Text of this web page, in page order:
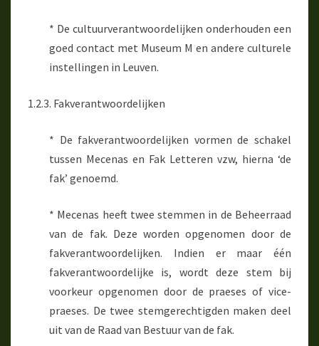
* De cultuurverantwoordelijken onderhouden een
goed contact met Museum M en andere culturele
instellingen in Leuven.
1.2.3. Fakverantwoordelijken
* De fakverantwoordelijken vormen de schakel
tussen Mecenas en Fak Letteren vzw, hierna ‘de
fak’ genoemd.
* Mecenas heeft twee stemmen in de Beheerraad
van de fak. Deze worden opgenomen door de
fakverantwoordelijken. Indien er maar één
fakverantwoordelijke is, wordt deze stem bij
voorkeur opgenomen door de praeses of vice-
praeses. De twee stemgerechtigden maken deel
uit van de Raad van Bestuur van de fak.